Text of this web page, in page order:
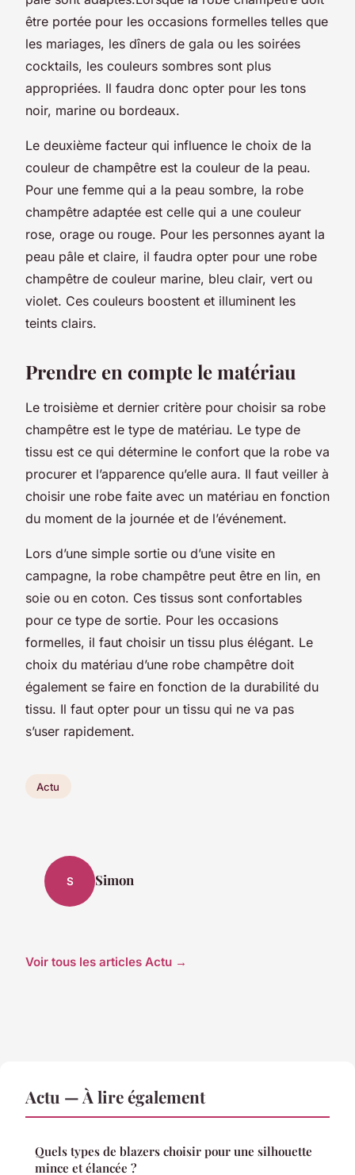
être portée pour les occasions formelles telles que
les mariages, les dîners de gala ou les soirées
cocktails, les couleurs sombres sont plus
appropriées. Il faudra donc opter pour les tons
noir, marine ou bordeaux.
Le deuxième facteur qui influence le choix de la
couleur de champêtre est la couleur de la peau.
Pour une femme qui a la peau sombre, la robe
champêtre adaptée est celle qui a une couleur
rose, orage ou rouge. Pour les personnes ayant la
peau pâle et claire, il faudra opter pour une robe
champêtre de couleur marine, bleu clair, vert ou
violet. Ces couleurs boostent et illuminent les
teints clairs.
Prendre en compte le matériau
Le troisième et dernier critère pour choisir sa robe
champêtre est le type de matériau. Le type de
tissu est ce qui détermine le confort que la robe va
procurer et l’apparence qu’elle aura. Il faut veiller à
choisir une robe faite avec un matériau en fonction
du moment de la journée et de l’événement.
Lors d’une simple sortie ou d’une visite en
campagne, la robe champêtre peut être en lin, en
soie ou en coton. Ces tissus sont confortables
pour ce type de sortie. Pour les occasions
formelles, il faut choisir un tissu plus élégant. Le
choix du matériau d’une robe champêtre doit
également se faire en fonction de la durabilité du
tissu. Il faut opter pour un tissu qui ne va pas
s’user rapidement.
Actu
S Simon
Voir tous les articles Actu →
Actu — À lire également
Quels types de blazers choisir pour une silhouette
mince et élancée ?